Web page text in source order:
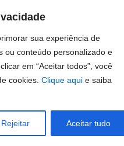
sua experiência de
ou conteúdo personalizado e
em “Aceitar todos”, você
cookies. Clique aqui e saiba
Rejeitar Aceitar tudo